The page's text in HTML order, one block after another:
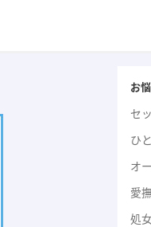
お
セ
ひ
オ
愛
処